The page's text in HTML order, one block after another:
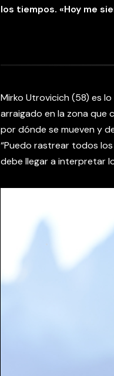
los tiempos. «Hoy me
Mirko Utrovicich (58) es
arraigado en la zona que
por dónde se mueven y
“Puedo rastrear todos los
debe llegar a interpretar